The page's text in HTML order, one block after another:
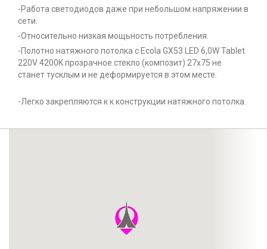
-Работа светодиодов даже при небольшом напряжении в
сети.
-Относительно низкая мощьность потребления.
-Полотно натяжного потолка с Ecola GX53 LED 6,0W Tablet
220V 4200K прозрачное стекло (композит) 27x75 не
станет тусклым и не деформируется в этом месте.
-Легко закрепляются к к конструкции натяжного потолка.